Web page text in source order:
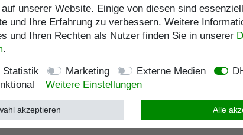
unserer Website. Einige von diesen sind
und Ihre Erfahrung zu verbessern. Weitere
und Ihren Rechten als Nutzer finden Sie in unserer
.
Statistik Marketing Externe Medien
Weitere Einstellungen
Alle
akzeptieren